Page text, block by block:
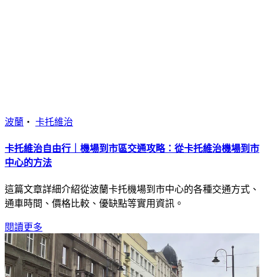
波蘭 ・ 卡托維治
卡托維治自由行｜機場到市區交通攻略：從卡托維治機場到市
中心的方法
這篇文章詳細介紹從波蘭卡托機場到市中心的各種交通方式、
通車時間、價格比較、優缺點等實用資訊。
閱讀更多